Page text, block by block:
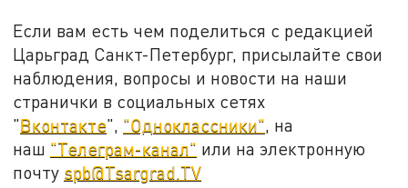
Если вам есть чем поделиться с редакцией
Царьград Санкт-Петербург, присылайте свои
наблюдения, вопросы и новости на наши
странички в социальных сетях
"Вконтакте", "Одноклассники" , на
наш "Телеграм-канал" или на электронную
почту spb@Tsargrad.TV